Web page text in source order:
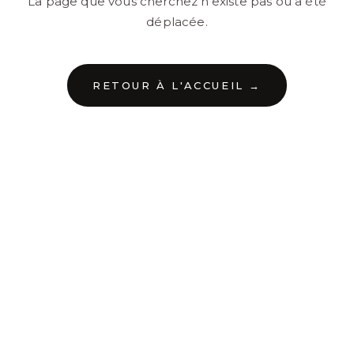
déplacée.
RETOUR À L'ACCUEIL →